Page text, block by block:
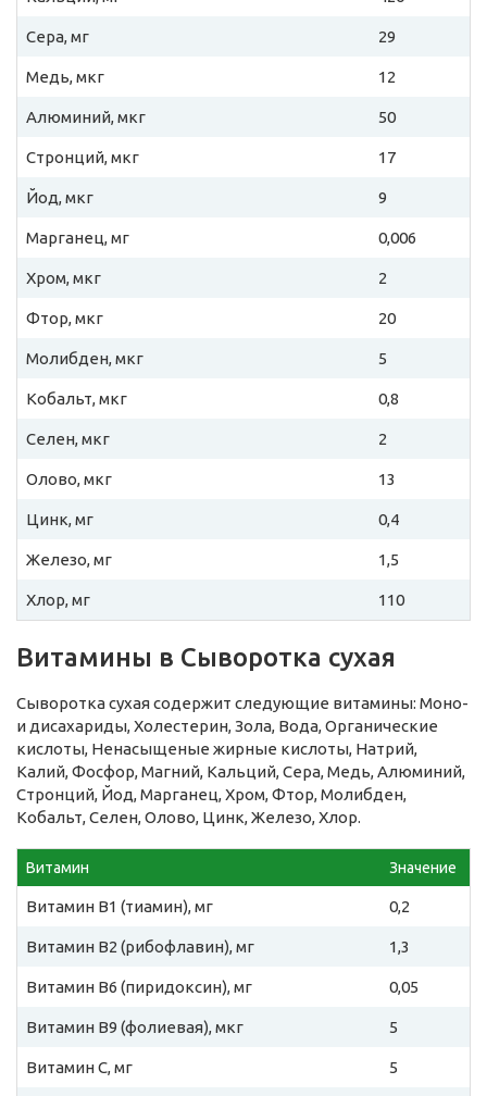
Сера, мг 29
Медь, мкг 12
Алюминий, мкг 50
Стронций, мкг 17
Йод, мкг 9
Марганец, мг 0,006
Хром, мкг 2
Фтор, мкг 20
Молибден, мкг 5
Кобальт, мкг 0,8
Селен, мкг 2
Олово, мкг 13
Цинк, мг 0,4
Железо, мг 1,5
Хлор, мг 110
Витамины в Сыворотка сухая
Сыворотка сухая содержит следующие витамины: Моно-
и дисахариды, Холестерин, Зола, Вода, Органические
кислоты, Ненасыщеные жирные кислоты, Натрий,
Калий, Фосфор, Магний, Кальций, Сера, Медь, Алюминий,
Стронций, Йод, Марганец, Хром, Фтор, Молибден,
Кобальт, Селен, Олово, Цинк, Железо, Хлор.
Витамин Значение
Витамин B1 (тиамин), мг 0,2
Витамин B2 (рибофлавин), мг 1,3
Витамин B6 (пиридоксин), мг 0,05
Витамин B9 (фолиевая), мкг 5
Витамин C, мг 5